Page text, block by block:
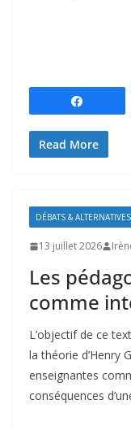
Read More
DÉBATS & ALTERNATIVES
13 juillet 2026
Les
comme
L’objectif de ce
la théorie d’Henry
enseignantes
conséquences